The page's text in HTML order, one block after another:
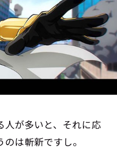
人が多いと、それに応
は斬新ですし。